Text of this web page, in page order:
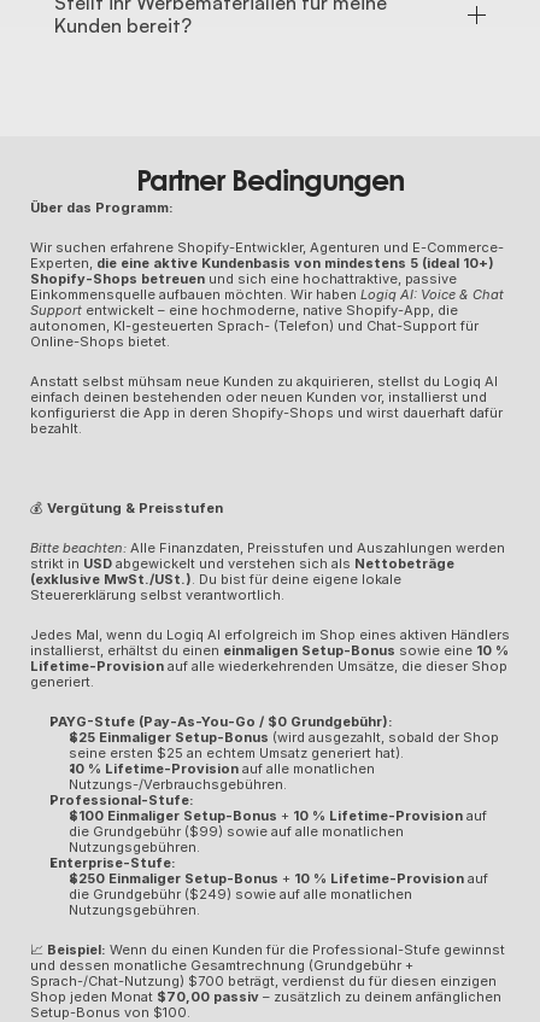
Kunden bereit?
Partner Bedingungen
Über das Programm:
Wir suchen erfahrene Shopify-Entwickler, Agenturen und E-Commerce-
Experten, die eine aktive Kundenbasis von mindestens 5 (ideal 10+)
Shopify-Shops betreuen und sich eine hochattraktive, passive
Einkommensquelle aufbauen möchten. Wir haben Logiq AI: Voice & Chat
Support entwickelt – eine hochmoderne, native Shopify-App, die
autonomen, KI-gesteuerten Sprach- (Telefon) und Chat-Support für
Online-Shops bietet.
Anstatt selbst mühsam neue Kunden zu akquirieren, stellst du Logiq AI
einfach deinen bestehenden oder neuen Kunden vor, installierst und
konfigurierst die App in deren Shopify-Shops und wirst dauerhaft dafür
bezahlt.
💰 Vergütung & Preisstufen
Bitte beachten: Alle Finanzdaten, Preisstufen und Auszahlungen werden
strikt in USD abgewickelt und verstehen sich als Nettobeträge
(exklusive MwSt./USt.). Du bist für deine eigene lokale
Steuererklärung selbst verantwortlich.
Jedes Mal, wenn du Logiq AI erfolgreich im Shop eines aktiven Händlers
installierst, erhältst du einen einmaligen Setup-Bonus sowie eine 10 %
Lifetime-Provision auf alle wiederkehrenden Umsätze, die dieser Shop
generiert.
PAYG-Stufe (Pay-As-You-Go / $0 Grundgebühr):
$25 Einmaliger Setup-Bonus (wird ausgezahlt, sobald der Shop
seine ersten $25 an echtem Umsatz generiert hat).
10 % Lifetime-Provision auf alle monatlichen
Nutzungs-/Verbrauchsgebühren.
Professional-Stufe:
$100 Einmaliger Setup-Bonus + 10 % Lifetime-Provision auf
die Grundgebühr ($99) sowie auf alle monatlichen
Nutzungsgebühren.
Enterprise-Stufe:
$250 Einmaliger Setup-Bonus + 10 % Lifetime-Provision auf
die Grundgebühr ($249) sowie auf alle monatlichen
Nutzungsgebühren.
📈 Beispiel: Wenn du einen Kunden für die Professional-Stufe gewinnst
und dessen monatliche Gesamtrechnung (Grundgebühr +
Sprach-/Chat-Nutzung) $700 beträgt, verdienst du für diesen einzigen
Shop jeden Monat $70,00 passiv – zusätzlich zu deinem anfänglichen
Setup-Bonus von $100.